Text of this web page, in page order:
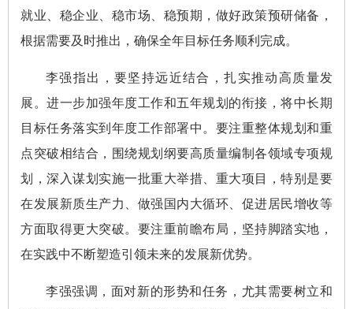
就业、稳企业、稳市场、稳预期，做好政策预研储备，
根据需要及时推出，确保全年目标任务顺利完成。
李强指出，要坚持远近结合，扎实推动高质量发
展。进一步加强年度工作和五年规划的衔接，将中长期
目标任务落实到年度工作部署中。要注重整体规划和重
点突破相结合，围绕规划纲要高质量编制各领域专项规
划，深入谋划实施一批重大举措、重大项目，特别是要
在发展新质生产力、做强国内大循环、促进居民增收等
方面取得更大突破。要注重前瞻布局，坚持脚踏实地，
在实践中不断塑造引领未来的发展新优势。
李强强调，面对新的形势和任务，尤其需要树立和